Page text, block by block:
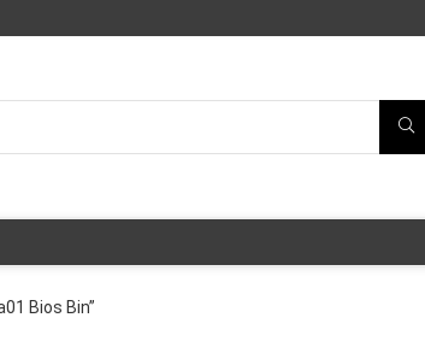
Bios Bin”